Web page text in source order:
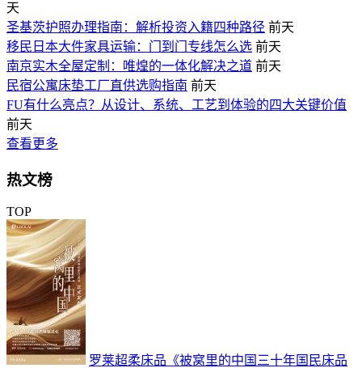
天
圣基茨护照办理指南：解析投资入籍四种路径 前天
移民日本大件家具运输：门到门专线怎么选 前天
南京实木全屋定制：唯煌的一体化解决之道 前天
民宿公寓床垫工厂直供选购指南 前天
FU有什么亮点？从设计、系统、工艺到体验的四大关键价值
前天
查看更多
热文榜
TOP
罗莱超柔床品《被窝里的中国三十年国民床品